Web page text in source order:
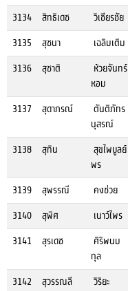
3134
สิทธิเดช วิเชียรชัย
3135
สุชนา เฉลิมเติม
3136
สุชาติ
ห้วยจันทร์
หอม
3137 สุดาภรณ์
ตันติภัทร
นุสรณ์
3138 สุทิน
สุขไพบูลย์
พร
3139 สุพรรณี คงช่วย
3140
สุพิศ เนาว์ไพร
3141
สุรเดช
ศิริพนม
กุล
3142 สุวรรณลี วิริยะ